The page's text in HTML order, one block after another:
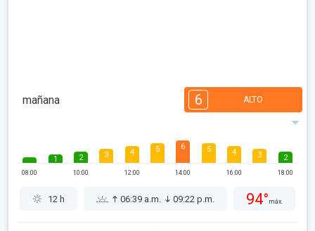
mañana 6 ALTO
08:00
1 2
10:00
3 4
12:00
5 6
14:00
5 4
16:00
3 2
18:00
12 h 06:39 a.m. 09:22 p.m. 94° máx.